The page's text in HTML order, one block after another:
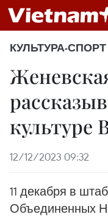
КУЛЬТУРА-СПОРТ
культуре
12/12/2023 09:32
11 декабря в
Объединенных